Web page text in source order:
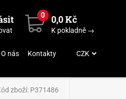
0 0,0 Kč
K pokladně →
O nás Kontakty CZK
zboží: P371486